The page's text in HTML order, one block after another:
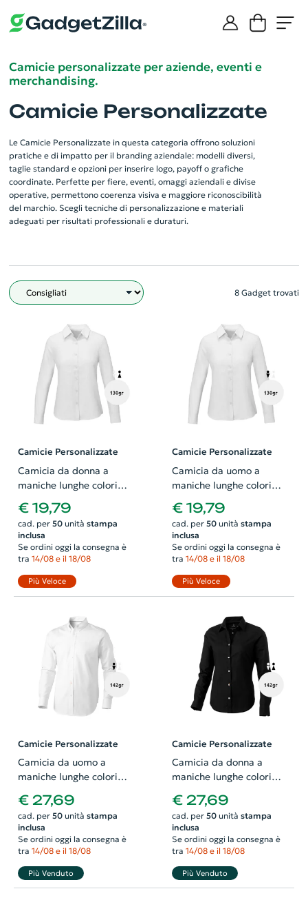
Camicie personalizzate per aziende, eventi e
merchandising.
Camicie Personalizzate
Le Camicie Personalizzate in questa categoria offrono soluzioni
pratiche e di impatto per il branding aziendale: modelli diversi,
taglie standard e opzioni per inserire logo, payoff o grafiche
coordinate. Perfette per fiere, eventi, omaggi aziendali e divise
operative, permettono coerenza visiva e maggiore riconoscibilità
del marchio. Scegli tecniche di personalizzazione e materiali
adeguati per risultati professionali e duraturi.
Filtro 8 Gadget trovati
Camicie Personalizzate
Camicia da donna a
maniche lunghe colori
assortiti taglio sfiancato
in cotone e poliestere
130gr
€ 19,79
cad. per 50unità stampa
inclusa
Se ordini oggi la consegna è
tra 14/08 e il 18/08
Più Veloce
Camicie Personalizzate
Camicia da uomo a
maniche lunghe colori
assortiti colletto button
down in cotone e
poliestere 130gr
€ 19,79
cad. per 50unità stampa
inclusa
Se ordini oggi la consegna è
tra 14/08 e il 18/08
Più Veloce
Camicie Personalizzate
Camicia da uomo a
maniche lunghe colori
down 100% cotone 142gr
€ 27,69
cad. per 50unità stampa
inclusa
Se ordini oggi la consegna è
tra 14/08 e il 18/08
Più Venduto
Camicie Personalizzate
Camicia da donna a
maniche lunghe colori
100% cotone 142gr
€ 27,69
cad. per 50unità stampa
inclusa
Se ordini oggi la consegna è
tra 14/08 e il 18/08
Più Venduto